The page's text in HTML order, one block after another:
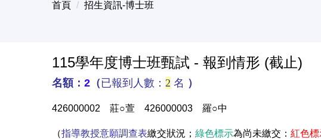
首頁 招生資訊-博士班
115學年度博士班甄試 - 報到情形 (截止)
名額： 2 （已報到人數： 2 名 ）
426000002 莊○萱 426000003 羅○中
（指導教授意願調查表繳交狀況； 綠色標示為尚未繳交： 紅色標